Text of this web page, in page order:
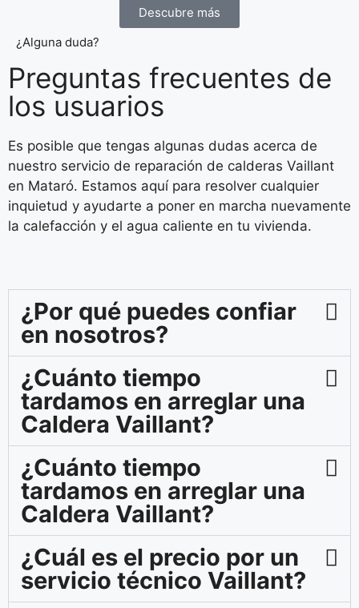
Descubre más
¿Alguna duda?
Preguntas frecuentes de
los usuarios
Es posible que tengas algunas dudas acerca de
nuestro servicio de reparación de calderas Vaillant
en Mataró. Estamos aquí para resolver cualquier
inquietud y ayudarte a poner en marcha nuevamente
la calefacción y el agua caliente en tu vivienda.
¿Por qué puedes confiar
en nosotros?
¿Cuánto tiempo
tardamos en arreglar una
Caldera Vaillant?
¿Cuánto tiempo
tardamos en arreglar una
Caldera Vaillant?
¿Cuál es el precio por un
servicio técnico Vaillant?